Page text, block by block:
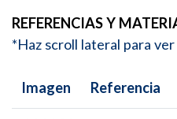
REFERENCIAS Y
*Haz scroll lateral para
Imagen Referencia